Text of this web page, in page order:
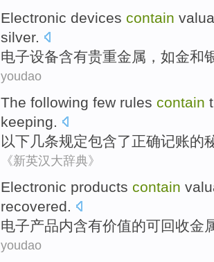
Electronic devices contain
silver.
电子设备含有贵重金属 ， 如金和
youdao
The following few rules contain
keeping.
以下 几条规定包含了正确记账的
《新英汉大辞典》
Electronic products contain
recovered.
电子产品内含有价值的可回收金
youdao